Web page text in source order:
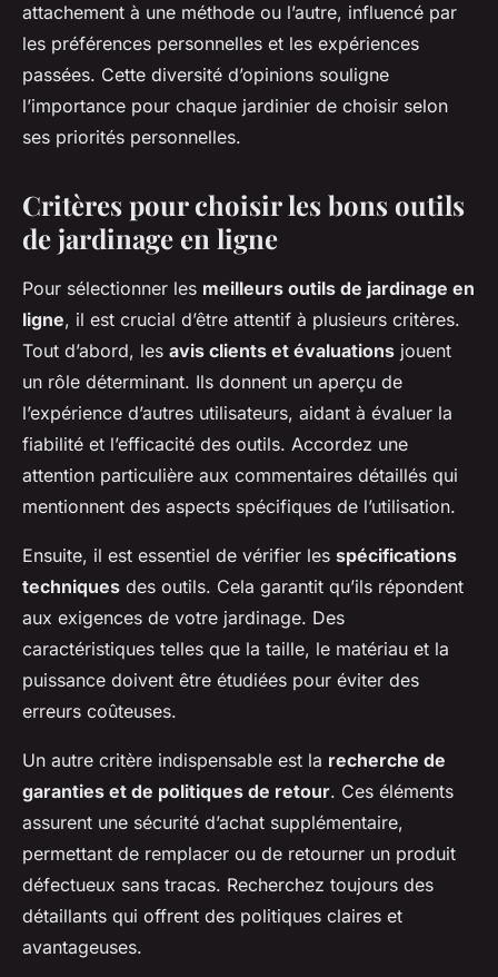
attachement à une méthode ou l’autre, influencé par
les préférences personnelles et les expériences
passées. Cette diversité d’opinions souligne
l’importance pour chaque jardinier de choisir selon
ses priorités personnelles.
Critères pour choisir les bons outils
de jardinage en ligne
Pour sélectionner les meilleurs outils de jardinage en
ligne, il est crucial d’être attentif à plusieurs critères.
Tout d’abord, les avis clients et évaluations jouent
un rôle déterminant. Ils donnent un aperçu de
l’expérience d’autres utilisateurs, aidant à évaluer la
fiabilité et l’efficacité des outils. Accordez une
attention particulière aux commentaires détaillés qui
mentionnent des aspects spécifiques de l’utilisation.
Ensuite, il est essentiel de vérifier les spécifications
techniques des outils. Cela garantit qu’ils répondent
aux exigences de votre jardinage. Des
caractéristiques telles que la taille, le matériau et la
puissance doivent être étudiées pour éviter des
erreurs coûteuses.
Un autre critère indispensable est la recherche de
garanties et de politiques de retour. Ces éléments
assurent une sécurité d’achat supplémentaire,
permettant de remplacer ou de retourner un produit
défectueux sans tracas. Recherchez toujours des
détaillants qui offrent des politiques claires et
avantageuses.